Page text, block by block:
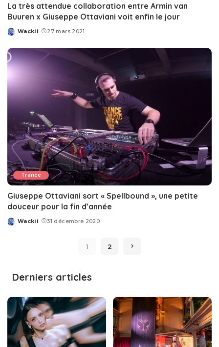
La très attendue collaboration entre Armin van
Buuren x Giuseppe Ottaviani voit enfin le jour
Posted
Wackii 27 mars 2021
Trance
Giuseppe Ottaviani sort « Spellbound », une petite
douceur pour la fin d’année
Posted
Wackii 31 décembre 2020
1 2
Derniers articles